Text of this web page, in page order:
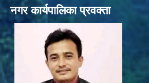
नगर कार्यपालिका प्रवक्ता